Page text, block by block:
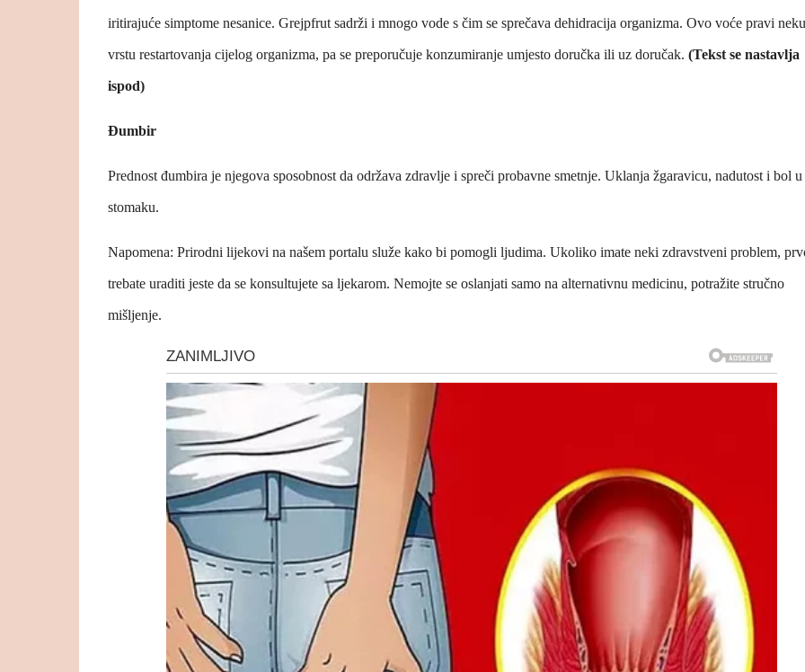
iritirajuće simptome nesanice. Grejpfrut sadrži i mnogo vode s čim se sprečava dehidracija organizma. Ovo voće pravi neku
vrstu restartovanja cijelog organizma, pa se preporučuje konzumiranje umjesto doručka ili uz doručak. (Tekst se nastavlja
ispod)
Đumbir
Prednost đumbira je njegova sposobnost da održava zdravlje i spreči probavne smetnje. Uklanja žgaravicu, nadutost i bol u
stomaku.
Napomena: Prirodni lijekovi na našem portalu služe kako bi pomogli ljudima. Ukoliko imate neki zdravstveni problem,
trebate uraditi jeste da se konsultujete sa ljekarom. Nemojte se oslanjati samo na alternativnu medicinu, potražite stručno
mišljenje.